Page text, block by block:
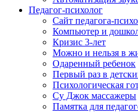
Педагог-психолог
Сайт педагога-
Компьютер и
Кризис 3-лет
Можно и нельзя в
Одаренный ребенок
Первый раз в
Психологическая
Су Джок массажеры
Памятка для